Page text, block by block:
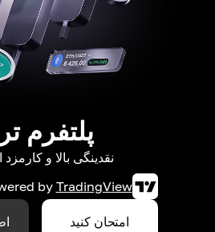
پلتفرم
نقدینگی بالا و کارمزد از
by TradingView
امتحان کنید